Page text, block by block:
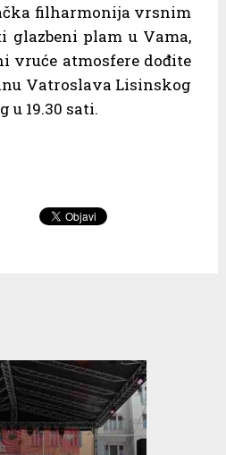
filharmonija vrsnim
glazbeni plam u Vama,
vruće atmosfere dođite
Vatroslava Lisinskog
u 19.30 sati.